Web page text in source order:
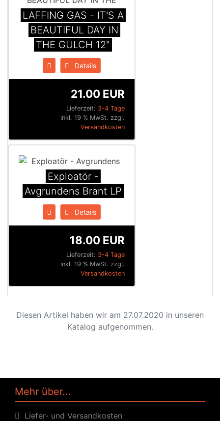
LAFFING GAS - IT'S A
BEAUTIFUL DAY IN
THE GULCH 12"
Details
Lieferzeit: 3-4 Tage
21.00 EUR
inkl. 19 % MwSt. zzgl.
Versandkosten
Exploatör -
Avgrundens Brant LP
Details
Lieferzeit: 3-4 Tage
18.00 EUR
inkl. 19 % MwSt. zzgl.
Versandkosten
Diesen Artikel haben wir am 27.07.2020 in unseren
Katalog aufgenommen.
Mehr über...
Liefer- und Versandkosten